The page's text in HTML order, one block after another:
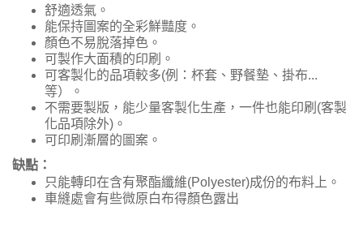
舒適透氣。
能保持圖案的全彩鮮豔度。
顏色不易脫落掉色。
可製作大面積的印刷。
可客製化的品項較多(例：杯套、野餐墊、掛布...
等）。
不需要製版，能少量客製化生產，一件也能印刷(客製
化品項除外)。
可印刷漸層的圖案。
缺點：
只能轉印在含有聚酯纖維(Polyester)成份的布料上。
車縫處會有些微原白布得顏色露出